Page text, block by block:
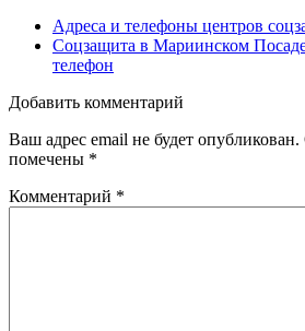
Адреса и телефоны центров
Соцзащита в Мариинском
телефон
Добавить комментарий
Ваш адрес email не будет опубликован.
помечены *
Комментарий *